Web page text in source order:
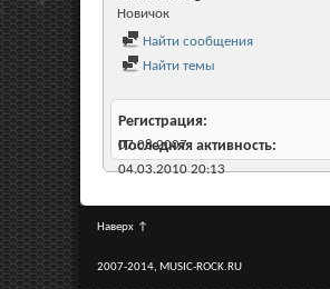
Новичок
Найти сообщения
Найти темы
Регистрация
07.08.2007
Последняя активность
04.03.201020:13
Наверх ↑
2007-2014, MUSIC-ROCK.RU